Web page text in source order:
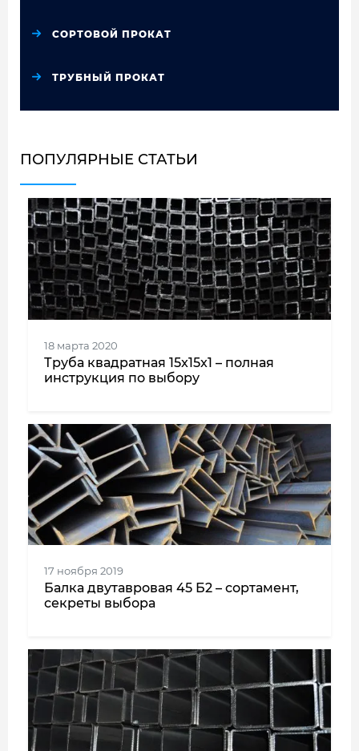
СОРТОВОЙ ПРОКАТ
ТРУБНЫЙ ПРОКАТ
ПОПУЛЯРНЫЕ СТАТЬИ
18 марта 2020
Труба квадратная 15x15x1 – полная
инструкция по выбору
17 ноября 2019
Балка двутавровая 45 Б2 – сортамент,
секреты выбора